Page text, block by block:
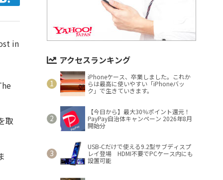
in
取
アクセスランキング
iPhoneケース、卒業しました。これか
らは最高に使いやすい「iPhoneバッ
ク」で生きていきます。
【今日から】最大30％ポイント還元！
PayPay自治体キャンペーン 2026年8月
開始分
USB-Cだけで使える9.2型サブディスプ
レイ登場 HDMI不要でPCケース内にも
設置可能